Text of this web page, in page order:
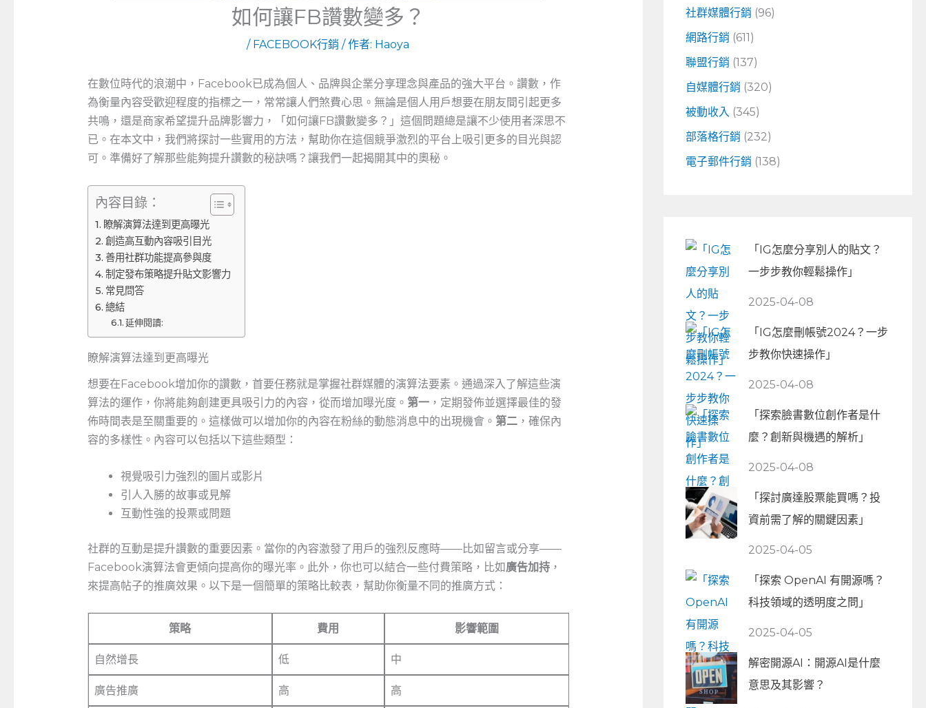
如何讓FB讚數變多？
/ FACEBOOK行銷 / 作者: Haoya
在數位時代的浪潮中，Facebook已成為個人、品牌與企業分享理念與產品的強大平台。讚數，作
為衡量內容受歡迎程度的指標之一，常常讓人們煞費心思。無論是個人用戶想要在朋友間引起更多
共鳴，還是商家希望提升品牌影響力，「如何讓FB讚數變多？」這個問題總是讓不少使用者深思不
已。在本文中，我們將探討一些實用的方法，幫助你在這個競爭激烈的平台上吸引更多的目光與認
可。準備好了解那些能夠提升讚數的秘訣嗎？讓我們一起揭開其中的奧秘。
內容目錄：
瞭解演算法達到更高曝光
創造高互動內容吸引目光
善用社群功能提高參與度
制定發布策略提升貼文影響力
常見問答
總結
延伸閱讀:
瞭解演算法達到更高曝光
想要在Facebook增加你的讚數，首要任務就是掌握社群媒體的演算法要素。通過深入了解這些演
算法的運作，你將能夠創建更具吸引力的內容，從而增加曝光度。 第一，定期發佈並選擇最佳的發
佈時間表是至關重要的。這樣做可以增加你的內容在粉絲的動態消息中的出現機會。 第二，確保內
容的多樣性。內容可以包括以下這些類型：
視覺吸引力強烈的圖片或影片
引人入勝的故事或見解
互動性強的投票或問題
社群的互動是提升讚數的重要因素。當你的內容激發了用戶的強烈反應時——比如留言或分享——
Facebook演算法會更傾向提高你的曝光率。此外，你也可以結合一些付費策略，比如廣告加持，
來提高帖子的推廣效果。以下是一個簡單的策略比較表，幫助你衡量不同的推廣方式：
策略 費用 影響範圍
自然增長 低 中
廣告推廣 高 高
社群媒體行銷 (96)
網路行銷 (611)
聯盟行銷 (137)
自媒體行銷 (320)
被動收入 (345)
部落格行銷 (232)
電子郵件行銷 (138)
「IG怎麼分享別人的貼文？
一步步教你輕鬆操作」
2025-04-08
「IG怎麼刪帳號2024？一步
步教你快速操作」
2025-04-08
「探索臉書數位創作者是什
麼？創新與機遇的解析」
2025-04-08
「探討廣達股票能買嗎？投
資前需了解的關鍵因素」
2025-04-05
「探索 OpenAI 有開源嗎？
科技領域的透明度之問」
2025-04-05
解密開源AI：開源AI是什麼
意思及其影響？